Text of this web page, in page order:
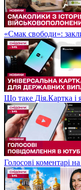
«Смак свободи»:
Що таке Дія.Картка і
Голосові коментарі